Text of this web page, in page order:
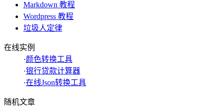
Markdown 教程
Wordpress 教程
垃圾人定律
在线实例
·颜色转换工具
·银行贷款计算器
·在线Json转换工具
随机文章